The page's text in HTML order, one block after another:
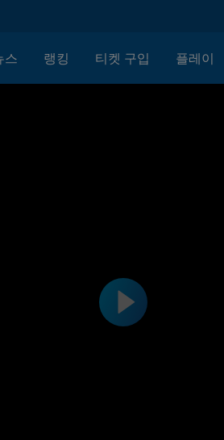
스 랭킹 티켓 구입 플레이